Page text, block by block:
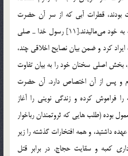
بودند، قطرات آبی كه از سر آن حضرت
می‌ریخت به قصد شرك برداشته به خود می‌مالیدند.[11] رسول خدا ـ صلی
ایراد كرد و ضمن بیان نصایح اخلاقی چند،
بخش اصلی سخنان خود را به بیان تفاوت
و پس از آن اختصاص دارد. آن حضرت
فراموش كرده و زندگی نوینی را آغاز
بوده (طلب هایی كه ثروتمندان رباخوار
داشتید، و همه افتخارات گذشته را زیر
كعبه و سقایت حجاج. در برابر قتل